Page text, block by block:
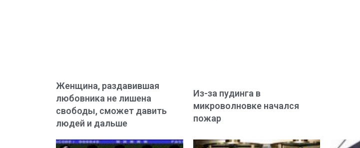
Женщина, раздавившая
любовника не лишена
свободы, сможет давить
людей и дальше
Из-за пудинга в
микроволновке начался
пожар